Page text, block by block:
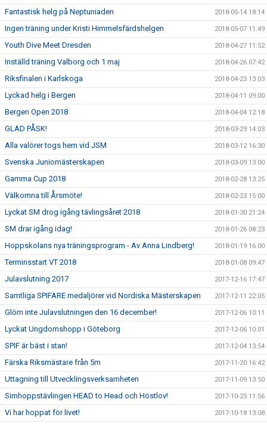
Fantastisk helg på Neptuniaden 2018-05-14 18:14
Ingen träning under Kristi Himmelsfärdshelgen 2018-05-07 11:49
Youth Dive Meet Dresden 2018-04-27 11:52
Inställd träning Valborg och 1 maj 2018-04-26 07:42
Riksfinalen i Karlskoga 2018-04-23 13:03
Lyckad helg i Bergen 2018-04-11 09:00
Bergen Open 2018 2018-04-04 12:18
GLAD PÅSK! 2018-03-29 14:03
Alla valörer togs hem vid JSM 2018-03-12 16:30
Svenska Juniomästerskapen 2018-03-09 13:00
Gamma Cup 2018 2018-02-28 13:25
Välkomna till Årsmöte! 2018-02-23 15:00
Lyckat SM drog igång tävlingsåret 2018 2018-01-30 21:24
SM drar igång idag! 2018-01-26 08:23
Hoppskolans nya träningsprogram - Av Anna Lindberg! 2018-01-19 16:00
Terminsstart VT 2018 2018-01-08 09:47
Julavslutning 2017 2017-12-16 17:47
Samtliga SPIFARE medaljörer vid Nordiska Mästerskapen 2017-12-11 22:05
Glöm inte Julavslutningen den 16 december! 2017-12-06 10:11
Lyckat Ungdomshopp i Göteborg 2017-12-06 10:01
SPIF är bäst i stan! 2017-12-04 13:54
Färska Riksmästare från 5m 2017-11-20 16:42
Uttagning till Utvecklingsverksamheten 2017-11-09 13:50
Simhoppstävlingen HEAD to Head och Höstlov! 2017-10-25 11:56
Vi har hoppat för livet! 2017-10-18 13:08